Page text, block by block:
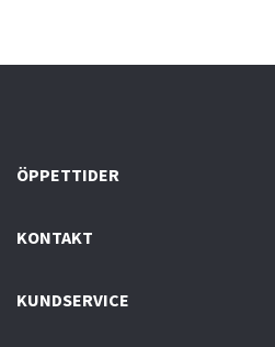
ÖPPETTIDER
KONTAKT
KUNDSERVICE